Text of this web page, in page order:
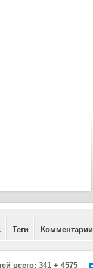
Теги Комментарии
всего: 341 + 4575